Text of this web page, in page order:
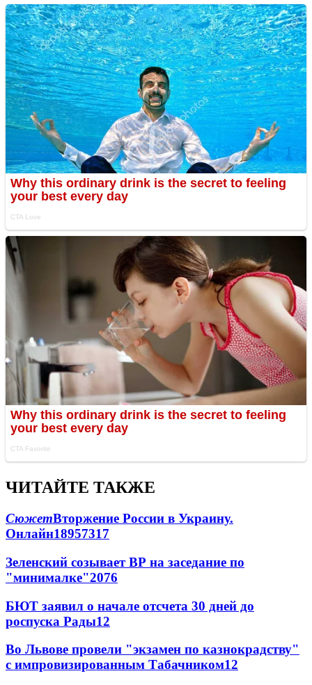
ЧИТАЙТЕ ТАКЖЕ
СюжетВторжение России в Украину.
Онлайн18957317
Зеленский созывает ВР на заседание по
"минималке"2076
БЮТ заявил о начале отсчета 30 дней до
роспуска Рады12
Во Львове провели "экзамен по казнокрадству"
с импровизированным Табачником12